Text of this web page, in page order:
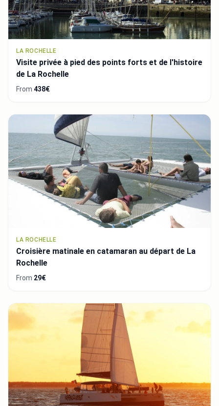
LA ROCHELLE
Visite privée à pied des points forts et de l'histoire
de La Rochelle
From 438€
LA ROCHELLE
Croisière matinale en catamaran au départ de La
Rochelle
From 29€